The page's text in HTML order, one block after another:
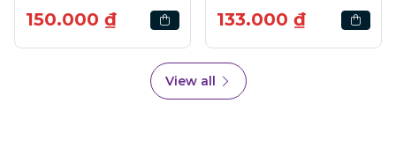
150.000 ₫ 133.000 ₫
View all